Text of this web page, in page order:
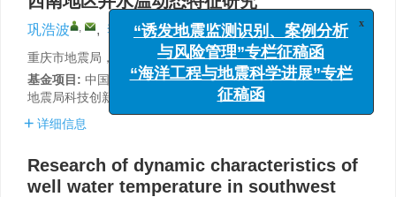
巩浩波 , , 李光科, 李翠平, 马伟
重庆市地震局，重庆 400147
基金项目: 中国地震局三结合课题(3JH-201901093)和重庆市
地震局科技创新团队资助。
详细信息
Research of dynamic characteristics of
well water temperature in southwest
x
“诱发地震监测识别、案例分析
与风险管理”专栏征稿函
“海洋工程与地震科学进展”专栏
征稿函